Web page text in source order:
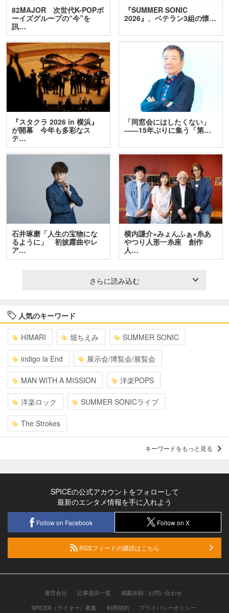
82MAJOR 次世代K-POPボ
ーイズグループの“今”を
訊…
『SUMMER SONIC
2026』、ベテラン3組の懐…
『スタクラ 2026 in 横浜』
が開幕 今年も多彩なス
テ…
「同窓会にはしたくない」
――15年ぶりに集う「第…
石井琢磨「人生の宝物にな
るように」 初披露曲やレ
ア…
横内謙介×みょんふぁ×糸あ
やつり人形一糸座 創作
人…
さらに読み込む
人気のキーワード
HIMARI 堀ちえみ SUMMER SONIC
indigo la End 展示会/博覧会/展覧会
MAN WITH A MISSION 洋楽POPS
洋楽ロック SUMMER SONICライブ
The Strokes
キーワードをもっと見る
SPICEの公式アカウントをフォローして
最新のエンタメ情報を手に入れよう
Follow on Facebook Follow on X
RSSフィードの購読はこちら
運営会社 記事提供一覧
掲載依頼 / お問い合わせ
SPICER（ライター）募集
利用規約 プライバシーポリシー